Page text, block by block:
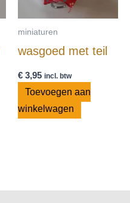
miniaturen
wasgoed met teil
€3,95 incl. btw
Toevoegen aan
winkelwagen